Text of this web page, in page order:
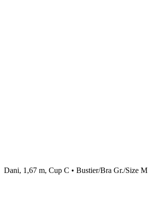
Dani, 1,67 m, Cup C • Bustier/Bra Gr./Size M